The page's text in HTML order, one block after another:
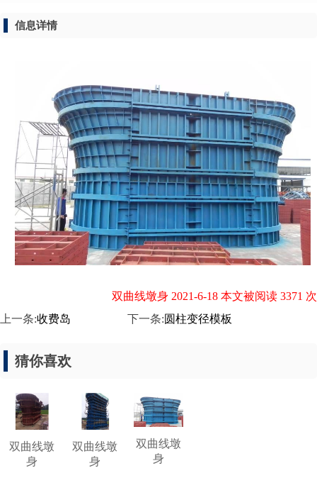
信息详情
双曲线墩身 2021-6-18 本文被阅读 3371 次
上一条:收费岛 下一条:圆柱变径模板
猜你喜欢
双曲线墩
身
双曲线墩
身
双曲线墩
身